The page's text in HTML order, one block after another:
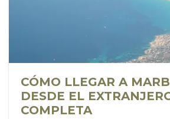
CÓMO LLEGAR A
DESDE EL
COMPLETA